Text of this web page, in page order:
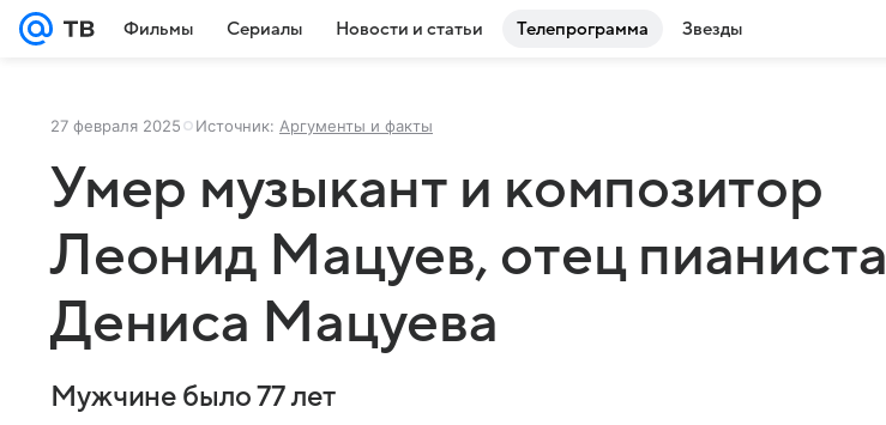
Фильмы Сериалы Новости и статьи Телепрограмма Звезды
27 февраля 2025 Источник: Аргументы и факты
Умер музыкант и композитор
Леонид Мацуев, отец пианиста
Дениса Мацуева
Мужчине было 77 лет